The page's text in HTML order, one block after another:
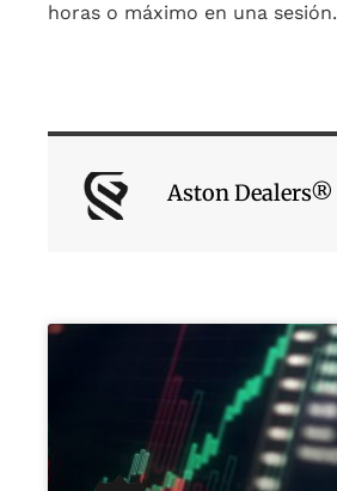
horas o máximo en una sesión.
Aston Dealers®